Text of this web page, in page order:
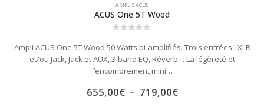
AMPLIS ACUS
ACUS One 5T Wood
Ampli ACUS One 5T Wood 50 Watts bi-amplifiés. Trois entrées : XLR
et/ou Jack, Jack et AUX, 3-band EQ, Réverb… La légèreté et
l’encombrement mini…
655,00€ – 719,00€Plage